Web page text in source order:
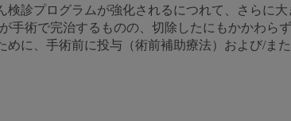
検診プログラムが強化されるにつれて、さらに
手術で完治するものの、切除したにもかかわら
めに、手術前に投与（術前補助療法）および/ま